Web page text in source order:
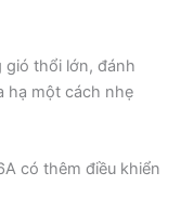
gió thổi lớn, đánh
hạ một cách nhẹ
có thêm điều khiển